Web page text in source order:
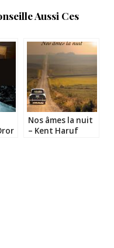
Aussi Ces
Nos âmes la nuit
– Kent Haruf